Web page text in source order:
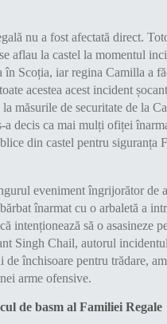
nu a fost afectată direct.
aflau la castel la momentul
în Scoția, iar regina Camilla a
acestea acest incident
măsurile de securitate de la
a decis ca mai mulți ofiței
din castel pentru siguranța
eveniment îngrijorător de
înarmat cu o arbaletă a
intenționează să o asasineze
Singh Chail, autorul
de închisoare pentru trădare,
arme ofensive.
de basm al Familiei Regale